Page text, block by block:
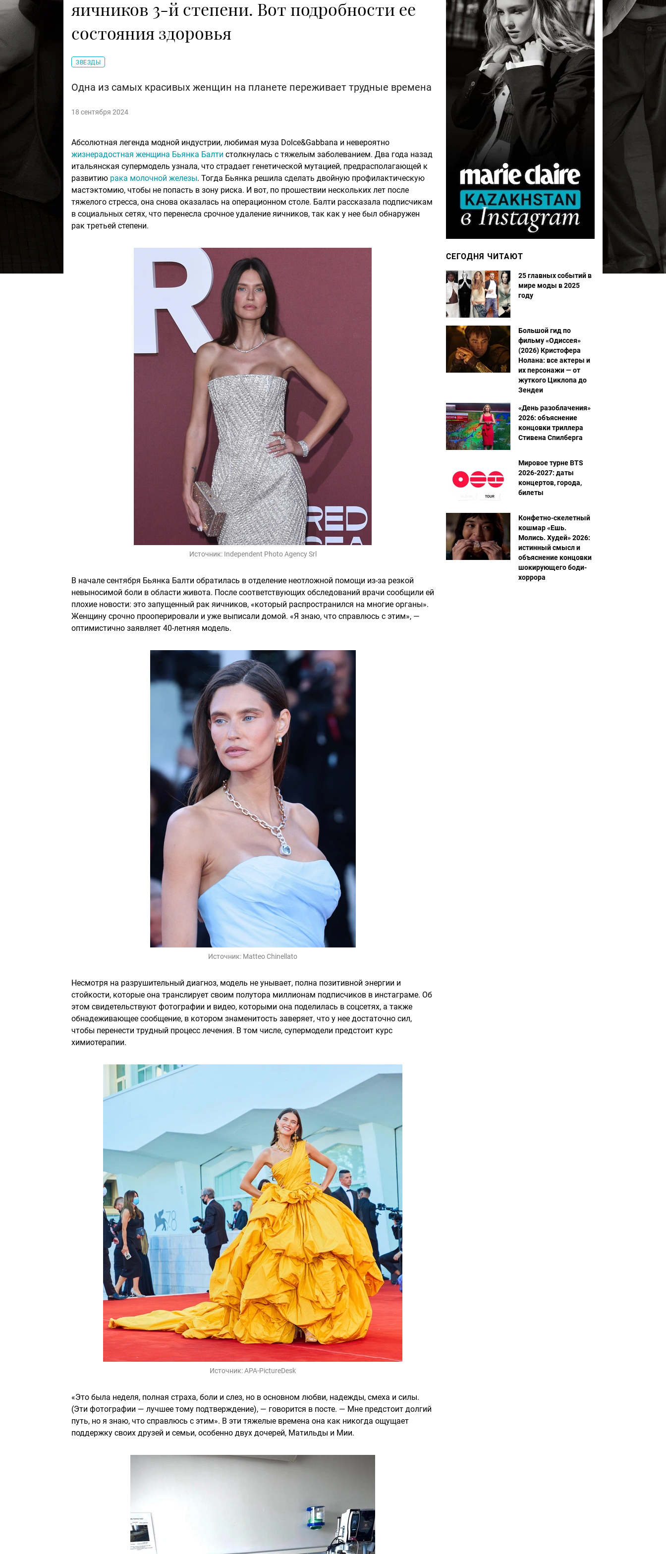
яичников 3-й степени. Вот подробности ее
состояния здоровья
ЗВЕЗДЫ
Одна из самых красивых женщин на планете переживает трудные времена
18 сентября 2024
Абсолютная легенда модной индустрии, любимая муза Dolce&Gabbana и невероятно
жизнерадостная женщина Бьянка Балти столкнулась с тяжелым заболеванием. Два года назад
итальянская супермодель узнала, что страдает генетической мутацией, предрасполагающей к
развитию рака молочной железы. Тогда Бьянка решила сделать двойную профилактическую
мастэктомию, чтобы не попасть в зону риска. И вот, по прошествии нескольких лет после
тяжелого стресса, она снова оказалась на операционном столе. Балти рассказала подписчикам
в социальных сетях, что перенесла срочное удаление яичников, так как у нее был обнаружен
рак третьей степени.
Источник: Independent Photo Agency Srl
В начале сентября Бьянка Балти обратилась в отделение неотложной помощи из-за резкой
невыносимой боли в области живота. После соответствующих обследований врачи сообщили ей
плохие новости: это запущенный рак яичников, «который распространился на многие органы».
Женщину срочно прооперировали и уже выписали домой. «Я знаю, что справлюсь с этим», —
оптимистично заявляет 40-летняя модель.
Источник: Matteo Chinellato
Несмотря на разрушительный диагноз, модель не унывает, полна позитивной энергии и
стойкости, которые она транслирует своим полутора миллионам подписчиков в инстаграме. Об
этом свидетельствуют фотографии и видео, которыми она поделилась в соцсетях, а также
обнадеживающее сообщение, в котором знаменитость заверяет, что у нее достаточно сил,
чтобы перенести трудный процесс лечения. В том числе, супермодели предстоит курс
химиотерапии.
Источник:APA-PictureDesk
«Это была неделя, полная страха, боли и слез, но в основном любви, надежды, смеха и силы.
(Эти фотографии — лучшее тому подтверждение), — говорится в посте. — Мне предстоит долгий
путь, но я знаю, что справлюсь с этим». В эти тяжелые времена она как никогда ощущает
поддержку своих друзей и семьи, особенно двух дочерей, Матильды и Мии.
СЕГОДНЯ ЧИТАЮТ
25 главных событий в
мире моды в 2025
году
Большой гид по
фильму «Одиссея»
(2026) Кристофера
Нолана: все актеры и
их персонажи — от
жуткого Циклопа до
Зендеи
«День разоблачения»
2026: объяснение
концовки триллера
Стивена Спилберга
Мировое турне BTS
2026-2027: даты
концертов, города,
билеты
Конфетно-скелетный
кошмар «Ешь.
Молись. Худей» 2026:
истинный смысл и
объяснение концовки
шокирующего боди-
хоррора